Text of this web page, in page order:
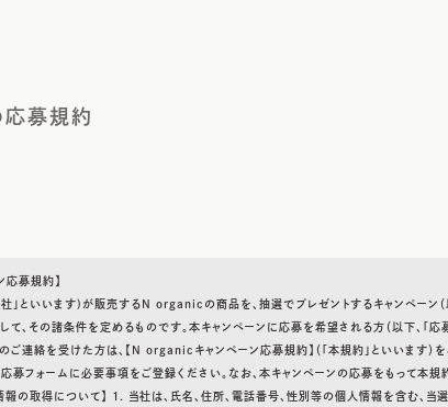
応募規約
募規約】
」といいます)が販売するN organicの商品を、抽選でプレゼントするキャンペーン（
て、その諸条件を定めるものです。本キャンペーンに応募を希望される方（以下、「応
ご連絡を受けた方は、【N organicキャンペーン応募規約】（「本規約」といいます）を
募フォームに必要事項をご登録ください。なお、本キャンペーンの応募をもって本規
報の取得について】 1. 当社は、氏名、住所、電話番号、性別等の個人情報を含む、当